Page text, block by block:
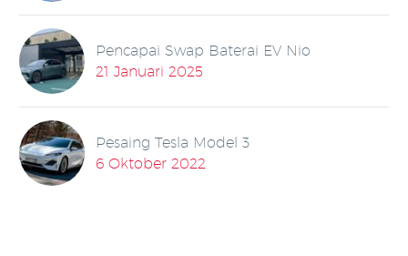
Pencapai Swap Baterai EV Nio
21 Januari 2025
Pesaing Tesla Model 3
6 Oktober 2022